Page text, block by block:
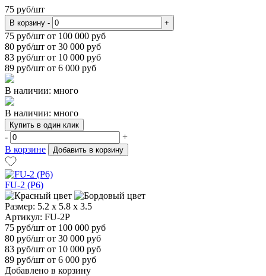
75 руб/шт
В корзину - +
75 руб/шт от 100 000 руб
80 руб/шт от 30 000 руб
83 руб/шт от 10 000 руб
89 руб/шт от 6 000 руб
В наличии: много
В наличии: много
Купить в один клик
-
+
В корзине
Добавить в корзину
FU-2 (P6)
Размер: 5.2 х 5.8 х 3.5
Артикул: FU-2P
75 руб/шт от 100 000 руб
80 руб/шт от 30 000 руб
83 руб/шт от 10 000 руб
89 руб/шт от 6 000 руб
Добавлено в корзину